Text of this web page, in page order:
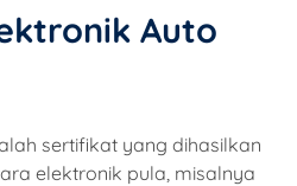
Auto
sertifikat yang dihasilkan
elektronik pula, misalnya